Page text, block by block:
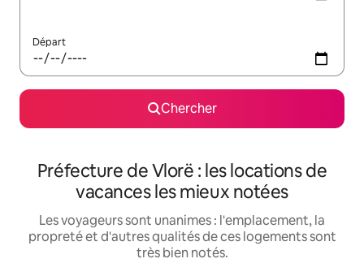
Départ
Chercher
Préfecture de Vlorë : les locations de
vacances les mieux notées
Les voyageurs sont unanimes : l'emplacement, la
propreté et d'autres qualités de ces logements sont
très bien notés.